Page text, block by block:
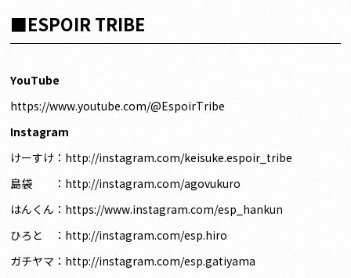
■ESPOIR TRIBE
YouTube
https://www.youtube.com/@EspoirTribe
Instagram
けーすけ： http://instagram.com/keisuke.espoir_tribe
島袋 ： http://instagram.com/agovukuro
はんくん： https://www.instagram.com/esp_hankun
ひろと ： http://instagram.com/esp.hiro
ガチヤマ： http://instagram.com/esp.gatiyama